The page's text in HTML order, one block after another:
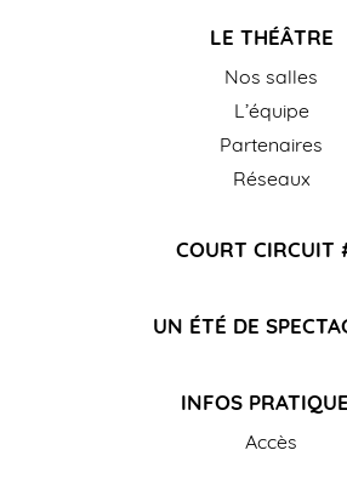
LE THÉÂTRE
Nos salles
L’équipe
Partenaires
Réseaux
COURT CIRCUIT
UN ÉTÉ DE
INFOS
Accès